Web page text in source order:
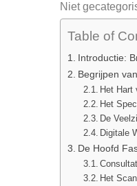
Niet
Table of
Introductie:
Begrijpen
Het Hart
Het
De
Digitale
De Hoofd
Het